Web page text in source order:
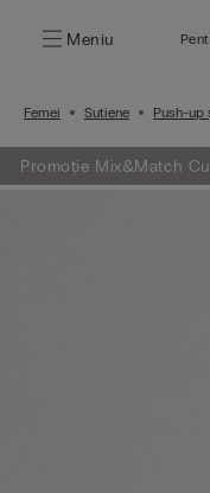
Meniu
Femei Sutiene Push-up
Promoție Mix&Match
plătești doar 3.